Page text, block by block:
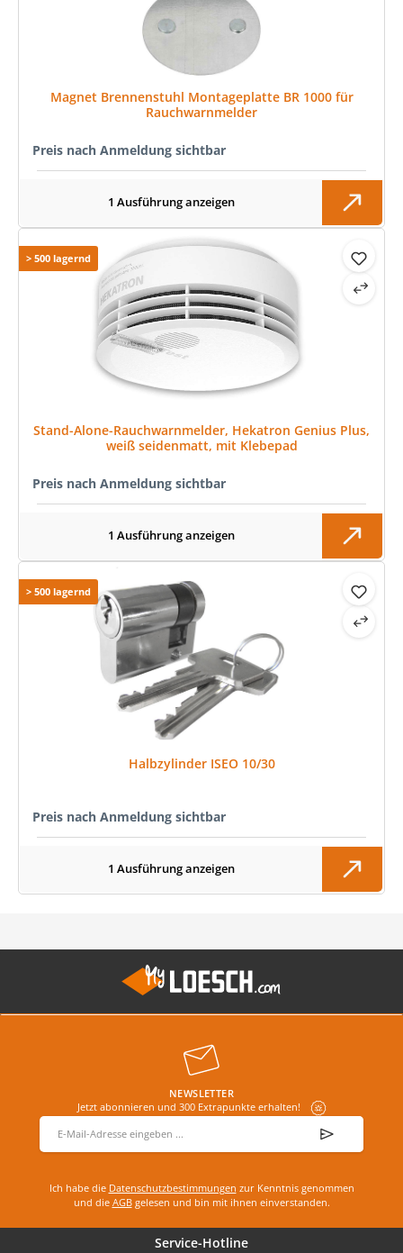
Magnet Brennenstuhl Montageplatte BR 1000 für
Rauchwarnmelder
Preis nach Anmeldung sichtbar
1 Ausführung anzeigen
> 500 lagernd
Stand-Alone-Rauchwarnmelder, Hekatron Genius Plus,
weiß seidenmatt, mit Klebepad
Preis nach Anmeldung sichtbar
1 Ausführung anzeigen
> 500 lagernd
Halbzylinder ISEO 10/30
Preis nach Anmeldung sichtbar
1 Ausführung anzeigen
NEWSLETTER
Jetzt abonnieren und 300 Extrapunkte erhalten!
E-Mail-Adresse
Ich habe die Datenschutzbestimmungen zur Kenntnis genommen
und die AGBgelesen und bin mit ihnen einverstanden.
Service-Hotline